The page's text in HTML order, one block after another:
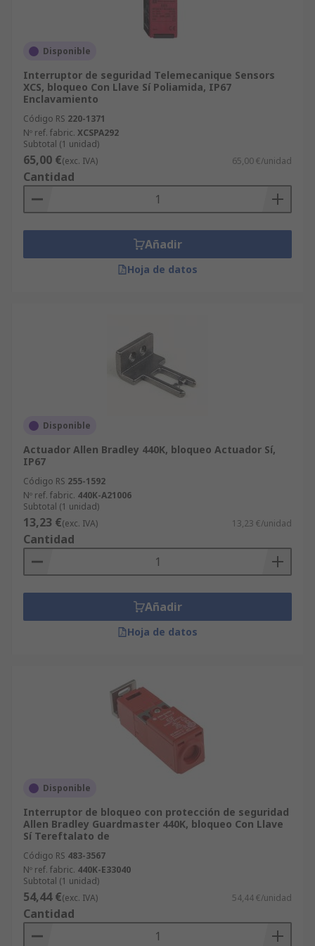
Disponible
Interruptor de seguridad Telemecanique Sensors
XCS, bloqueo Con Llave Sí Poliamida, IP67
Enclavamiento
Código RS 220-1371
Nº ref. fabric. XCSPA292
Subtotal (1 unidad)
65,00 €(exc. IVA) 65,00 €/unidad
Cantidad
Añadir
Hoja de datos
Disponible
Actuador Allen Bradley 440K, bloqueo Actuador Sí,
IP67
Código RS 255-1592
Nº ref. fabric. 440K-A21006
Subtotal (1 unidad)
13,23 €(exc. IVA) 13,23 €/unidad
Cantidad
Añadir
Hoja de datos
Disponible
Interruptor de bloqueo con protección de seguridad
Allen Bradley Guardmaster 440K, bloqueo Con Llave
Sí Tereftalato de
Código RS 483-3567
Nº ref. fabric. 440K-E33040
Subtotal (1 unidad)
54,44 €(exc. IVA) 54,44 €/unidad
Cantidad